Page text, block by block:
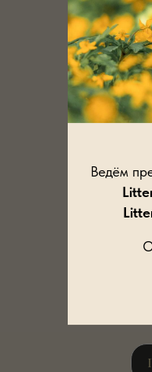
Ведём
Lili